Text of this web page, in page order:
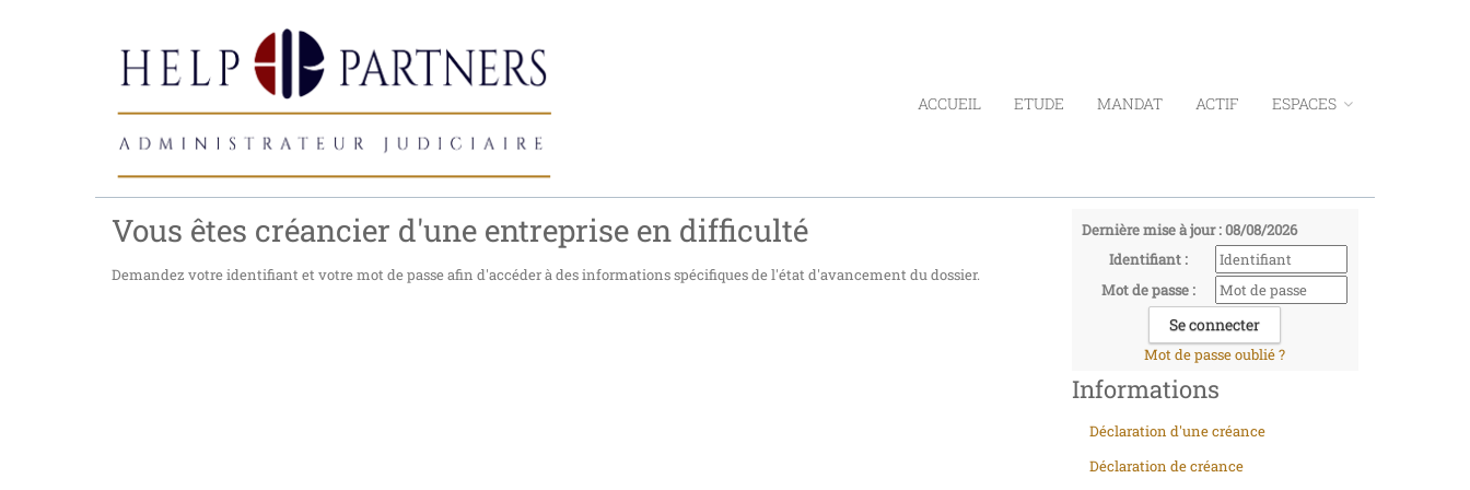
ACCUEIL ETUDE MANDAT ACTIF ESPACES
Dernière mise à jour : 08/08/2026
Identifiant :
Mot de passe :
Mot de passe oublié ?
Informations
Déclaration d'une créance
Déclaration de créance
Vous êtes créancier d'une entreprise en difficulté
Demandez votre identifiant et votre mot de passe afin d'accéder à des informations spécifiques de l'état d'avancement du dossier.